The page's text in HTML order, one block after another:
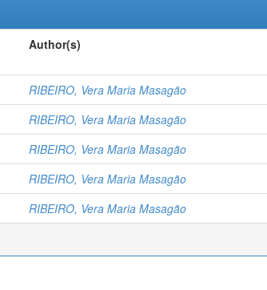
Author(s)
RIBEIRO, Vera Maria Masagão
RIBEIRO, Vera Maria Masagão
RIBEIRO, Vera Maria Masagão
RIBEIRO, Vera Maria Masagão
RIBEIRO, Vera Maria Masagão